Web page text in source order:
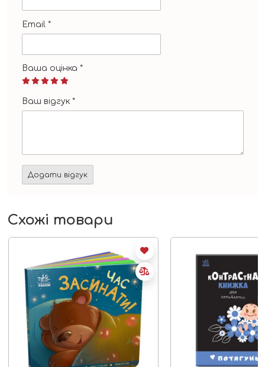
Email *
Ваша оцінка *
Ваш відгук *
Схожі товари